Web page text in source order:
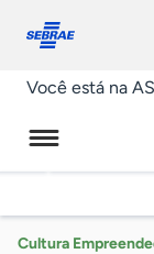
conosco
Você está na
Cultura